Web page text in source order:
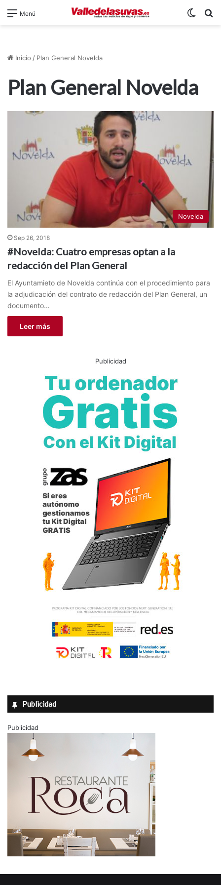
Menú
Inicio / Plan General Novelda
Plan General Novelda
Novelda
Sep 26, 2018
#Novelda: Cuatro empresas optan a la
redacción del Plan General
El Ayuntamieto de Novelda continúa con el procedimiento para
la adjudicación del contrato de redacción del Plan General, un
documento…
Leer más
Publicidad
Publicidad
Publicidad